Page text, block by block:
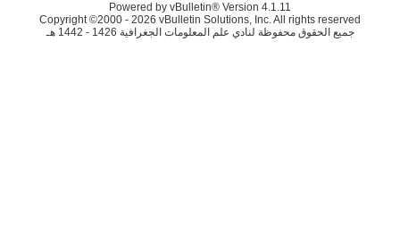
Powered by vBulletin® Version 4.1.11
Copyright ©2000 - 2026 vBulletin Solutions, Inc. All rights reserved
جميع الحقوق محفوظة لنادي علم المعلومات الجغرافية 1426 - 1442 هـ